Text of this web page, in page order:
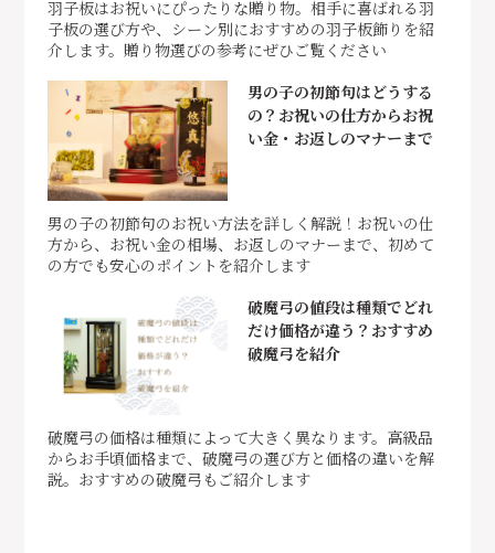
羽子板はお祝いにぴったりな贈り物。相手に喜ばれる羽
子板の選び方や、シーン別におすすめの羽子板飾りを紹
介します。贈り物選びの参考にぜひご覧ください
男の子の初節句はどうする
の？お祝いの仕方からお祝
い金・お返しのマナーまで
男の子の初節句のお祝い方法を詳しく解説！お祝いの仕
方から、お祝い金の相場、お返しのマナーまで、初めて
の方でも安心のポイントを紹介します
破魔弓の値段は種類でどれ
だけ価格が違う？おすすめ
破魔弓を紹介
破魔弓の価格は種類によって大きく異なります。高級品
からお手頃価格まで、破魔弓の選び方と価格の違いを解
説。おすすめの破魔弓もご紹介します